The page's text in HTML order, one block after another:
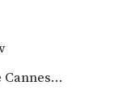
Cannes…